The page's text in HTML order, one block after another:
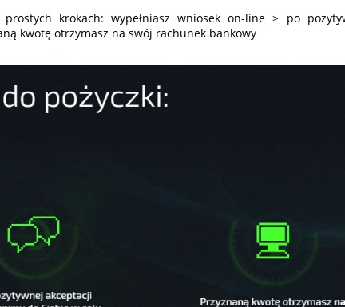
krokach: wypełniasz wniosek on-line > po
kwotę otrzymasz na swój rachunek bankowy